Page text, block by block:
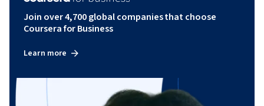
Join over 4,700 global companies that choose
Coursera for Business
Learn more